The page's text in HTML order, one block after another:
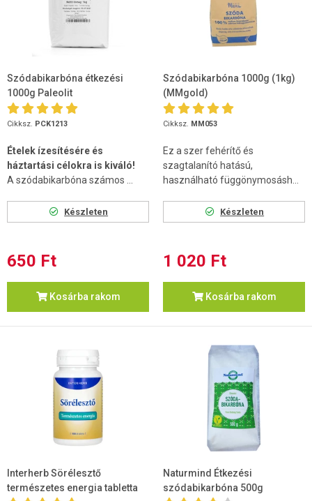
Szódabikarbóna étkezési
1000g Paleolit
Cikksz. PCK1213
Ételek ízesítésére és
háztartási célokra is kiváló!
A szódabikarbóna számos ...
Készleten
650 Ft
Kosárba rakom
Szódabikarbóna 1000g (1kg)
(MMgold)
Cikksz. MM053
Ez a szer fehérítő és
szagtalanító hatású,
használható függönymosásh...
Készleten
1 020 Ft
Kosárba rakom
Interherb Sörélesztő
természetes energia tabletta
Naturmind Étkezési
szódabikarbóna 500g